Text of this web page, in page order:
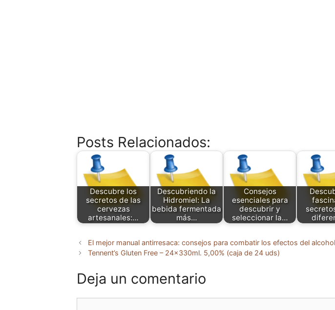
Posts Relacionados:
Descubre los
secretos de las
cervezas
artesanales:…
Descubriendo la
Hidromiel: La
bebida fermentada
más…
Consejos
esenciales para
descubrir y
seleccionar la…
El mejor manual antirresaca: consejos para combatir los efectos del
Tennent’s Gluten Free – 24x330ml. 5,00% (caja de 24 uds)
Deja un comentario